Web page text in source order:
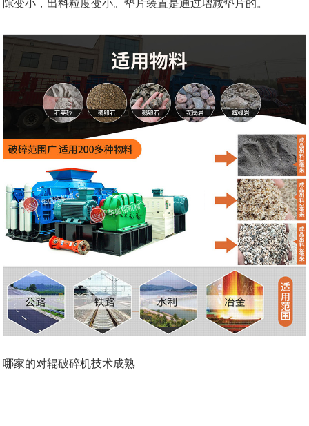
隙变小，出料粒度变小。垫片装置是通过增减垫片的。
哪家的对辊破碎机技术成熟